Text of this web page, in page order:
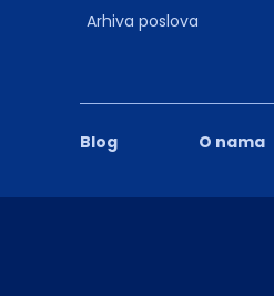
Blog O nama
Arhiva poslova